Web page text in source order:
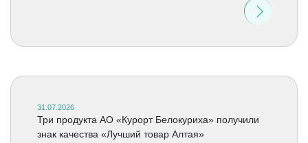
31.07.2026
Три продукта АО «Курорт Белокуриха» получили
знак качества «Лучший товар Алтая»